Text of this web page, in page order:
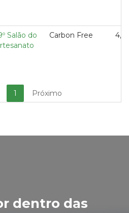
Salão do
Carbon Free 4,62
1 Próximo
dentro das